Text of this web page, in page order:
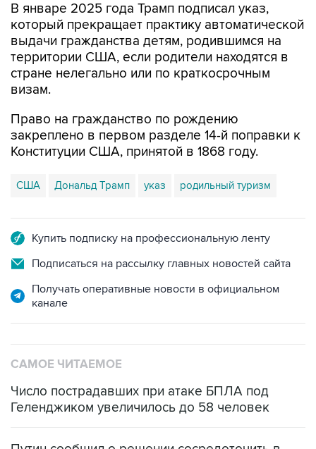
В январе 2025 года Трамп подписал указ,
который прекращает практику автоматической
выдачи гражданства детям, родившимся на
территории США, если родители находятся в
стране нелегально или по краткосрочным
визам.
Право на гражданство по рождению
закреплено в первом разделе 14-й поправки к
Конституции США, принятой в 1868 году.
США Дональд Трамп указ родильный туризм
Купить подписку на профессиональную ленту
Подписаться на рассылку главных новостей сайта
Получать оперативные новости в официальном
канале
САМОЕ ЧИТАЕМОЕ
Число пострадавших при атаке БПЛА под
Геленджиком увеличилось до 58 человек